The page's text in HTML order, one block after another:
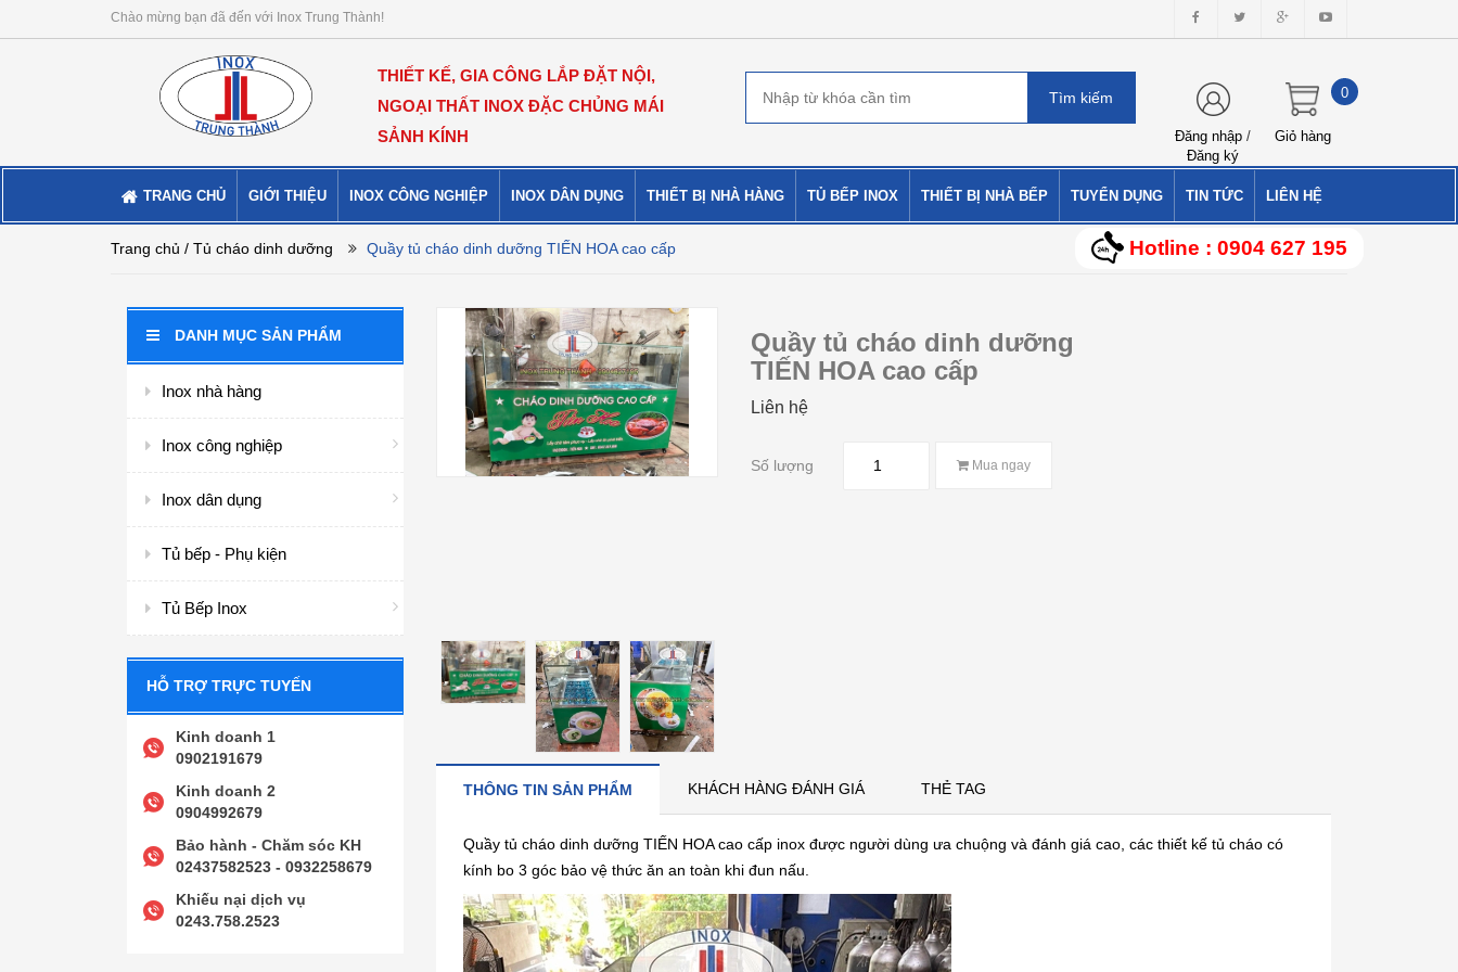
Chào mừng bạn đã đến với Inox Trung Thành!
THIẾT KẾ, GIA CÔNG LẮP ĐẶT NỘI,
NGOẠI THẤT INOX ĐẶC CHỦNG MÁI
SẢNH KÍNH
Đăng nhập /
Đăng ký
Giỏ hàng
0
TRANG CHỦ GIỚI THIỆU INOX CÔNG NGHIỆP INOX DÂN DỤNG THIẾT BỊ NHÀ HÀNG TỦ BẾP INOX THIẾT BỊ NHÀ BẾP TUYỂN DỤNG TIN TỨC LIÊN HỆ
Hotline : 0904 627 195
Trang chủ / Tủ cháo dinh dưỡng Quầy tủ cháo dinh dưỡng TIẾN HOA cao cấp
DANH MỤC SẢN PHẨM
Inox nhà hàng
Inox công nghiệp
Inox dân dụng
Tủ bếp - Phụ kiện
Tủ Bếp Inox
HỖ TRỢ TRỰC TUYẾN
Kinh doanh 1
0902191679
Kinh doanh 2
0904992679
Bảo hành - Chăm sóc KH
02437582523 - 0932258679
Khiếu nại dịch vụ
0243.758.2523
Quầy tủ cháo dinh dưỡng
TIẾN HOA cao cấp
Liên hệ
Số lượng Mua ngay
THÔNG TIN SẢN PHẨM KHÁCH HÀNG ĐÁNH GIÁ THẺ TAG
Quầy tủ cháo dinh dưỡng TIẾN HOA cao cấp inox được người dùng ưa chuộng và đánh giá cao, các thiết kế tủ cháo có
kính bo 3 góc bảo vệ thức ăn an toàn khi đun nấu.